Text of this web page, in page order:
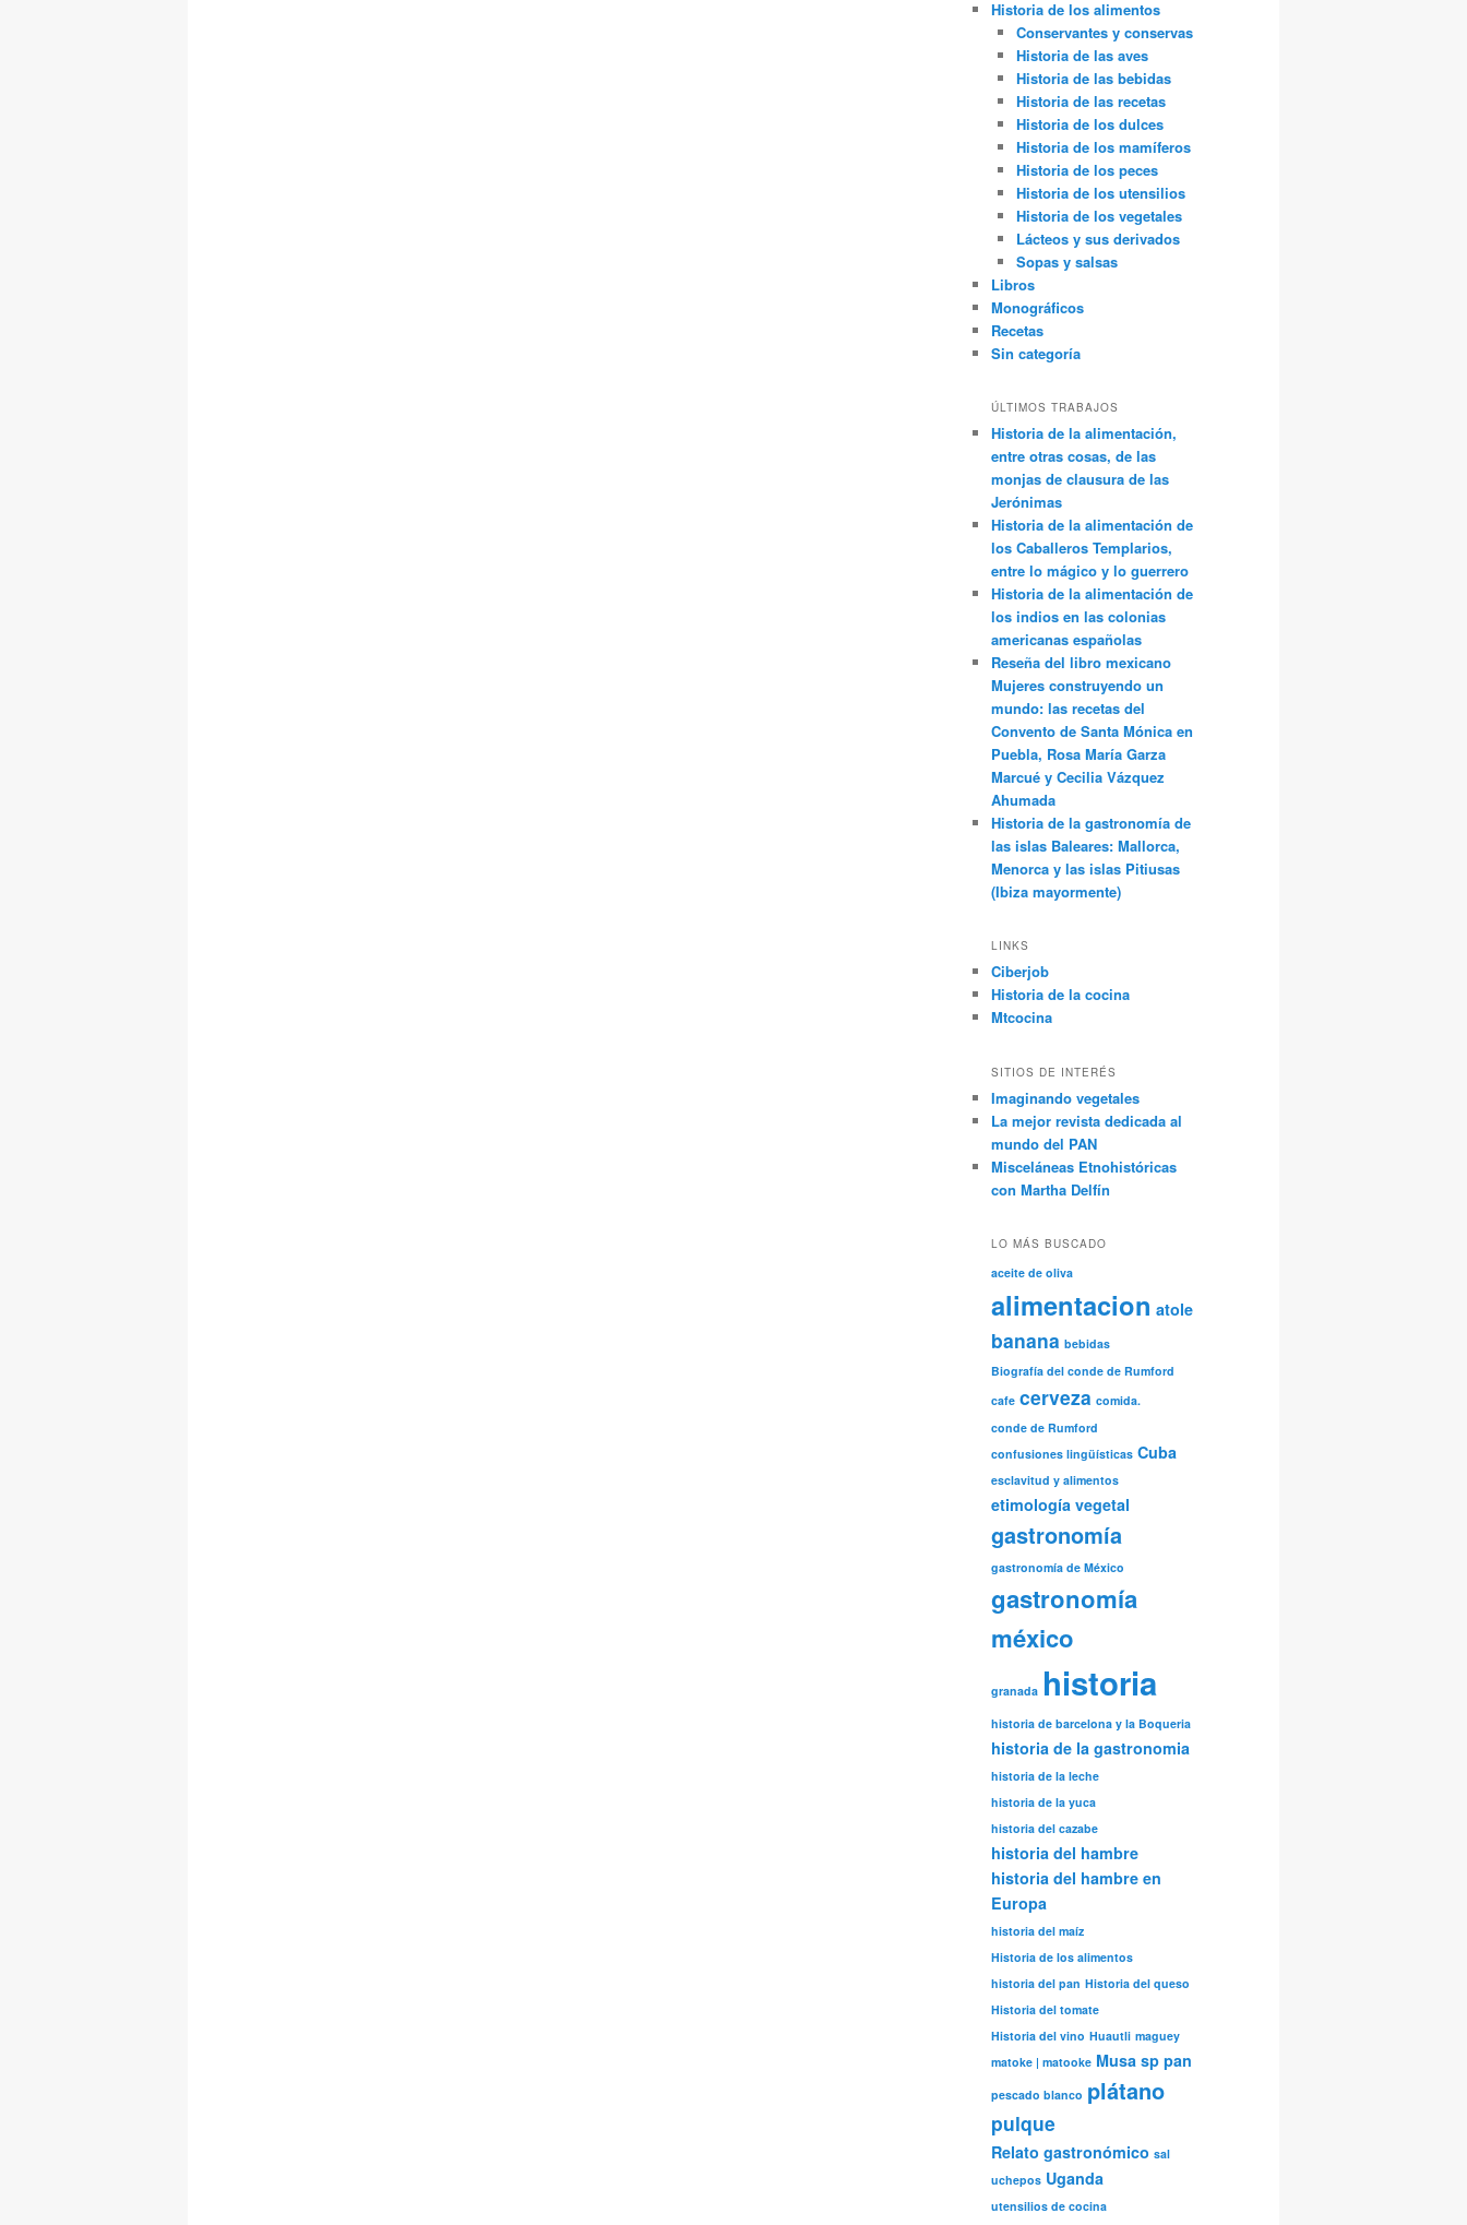
Historia de los alimentos
Conservantes y conservas
Historia de las aves
Historia de las bebidas
Historia de las recetas
Historia de los dulces
Historia de los mamíferos
Historia de los peces
Historia de los utensilios
Historia de los vegetales
Lácteos y sus derivados
Sopas y salsas
Libros
Monográficos
Recetas
Sin categoría
ÚLTIMOS TRABAJOS
Historia de la alimentación,
entre otras cosas, de las
monjas de clausura de las
Jerónimas
Historia de la alimentación de
los Caballeros Templarios,
entre lo mágico y lo guerrero
Historia de la alimentación de
los indios en las colonias
americanas españolas
Reseña del libro mexicano
Mujeres construyendo un
mundo: las recetas del
Convento de Santa Mónica en
Puebla, Rosa María Garza
Marcué y Cecilia Vázquez
Ahumada
Historia de la gastronomía de
las islas Baleares: Mallorca,
Menorca y las islas Pitiusas
(Ibiza mayormente)
LINKS
Ciberjob
Historia de la cocina
Mtcocina
SITIOS DE INTERÉS
Imaginando vegetales
La mejor revista dedicada al
mundo del PAN
Misceláneas Etnohistóricas
con Martha Delfín
LO MÁS BUSCADO
aceite de oliva
alimentacion atole
banana bebidas
Biografía del conde de Rumford
cafe cerveza comida.
conde de Rumford
confusiones lingüísticas Cuba
esclavitud y alimentos
etimología vegetal
gastronomía
gastronomía de México
gastronomía
méxico
granada historia
historia de barcelona y la Boqueria
historia de la gastronomia
historia de la leche
historia de la yuca
historia del cazabe
historia del hambre
historia del hambre en
Europa
historia del maíz
Historia de los alimentos
historia del pan Historia del queso
Historia del tomate
Historia del vino Huautli maguey
matoke | matooke Musa sp pan
pescado blanco plátano
pulque
Relato gastronómico sal
uchepos Uganda
utensilios de cocina